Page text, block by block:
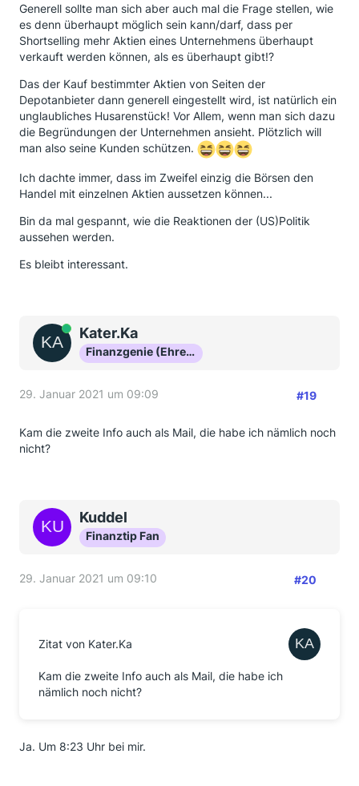
Generell sollte man sich aber auch mal die Frage stellen, wie
es denn überhaupt möglich sein kann/darf, dass per
Shortselling mehr Aktien eines Unternehmens überhaupt
verkauft werden können, als es überhaupt gibt!?
Das der Kauf bestimmter Aktien von Seiten der
Depotanbieter dann generell eingestellt wird, ist natürlich ein
unglaubliches Husarenstück! Vor Allem, wenn man sich dazu
die Begründungen der Unternehmen ansieht. Plötzlich will
man also seine Kunden schützen.
Ich dachte immer, dass im Zweifel einzig die Börsen den
Handel mit einzelnen Aktien aussetzen können...
Bin da mal gespannt, wie die Reaktionen der (US)Politik
aussehen werden.
Es bleibt interessant.
OnlineKater.Ka
Finanzgenie (Ehrenmitglied)
29. Januar 2021 um 09:09 #19
Kam die zweite Info auch als Mail, die habe ich nämlich noch
nicht?
Kuddel
Finanztip Fan
29. Januar 2021 um 09:10 #20
Zitat von Kater.Ka
Kam die zweite Info auch als Mail, die habe ich
nämlich noch nicht?
Ja. Um 8:23 Uhr bei mir.